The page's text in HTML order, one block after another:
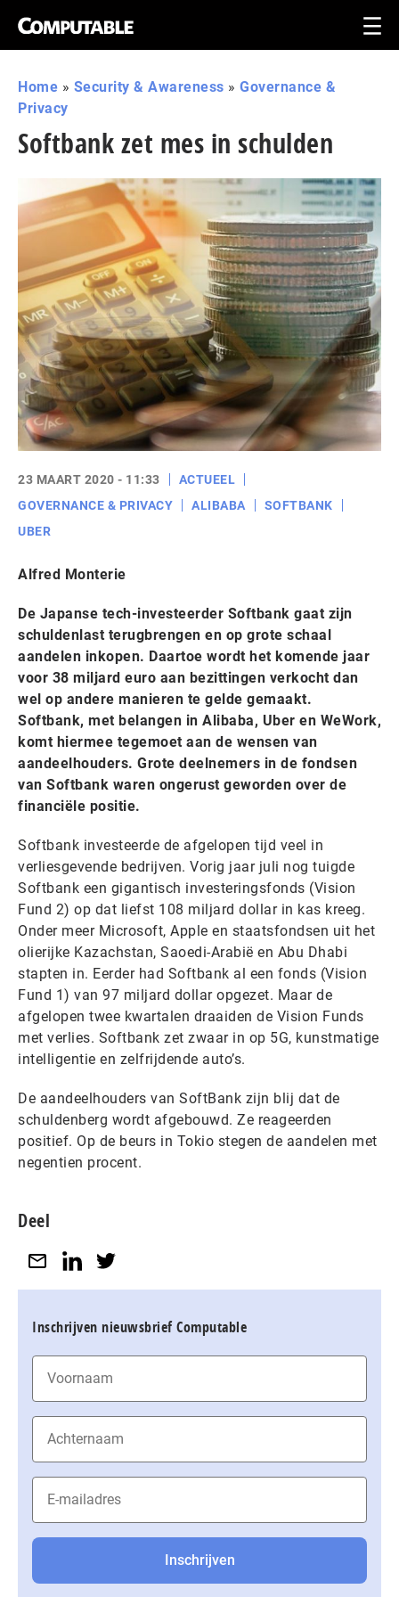
Home » Security & Awareness » Governance &
Privacy
Softbank zet mes in schulden
23 MAART 2020 - 11:33
ACTUEEL
GOVERNANCE & PRIVACY
ALIBABA
SOFTBANK
UBER
Alfred Monterie
De Japanse tech-investeerder Softbank gaat zijn
schuldenlast terugbrengen en op grote schaal
aandelen inkopen. Daartoe wordt het komende jaar
voor 38 miljard euro aan bezittingen verkocht dan
wel op andere manieren te gelde gemaakt.
Softbank, met belangen in Alibaba, Uber en WeWork,
komt hiermee tegemoet aan de wensen van
aandeelhouders. Grote deelnemers in de fondsen
van Softbank waren ongerust geworden over de
financiële positie.
Softbank investeerde de afgelopen tijd veel in
verliesgevende bedrijven. Vorig jaar juli nog tuigde
Softbank een gigantisch investeringsfonds (Vision
Fund 2) op dat liefst 108 miljard dollar in kas kreeg.
Onder meer Microsoft, Apple en staatsfondsen uit het
olierijke Kazachstan, Saoedi-Arabië en Abu Dhabi
stapten in. Eerder had Softbank al een fonds (Vision
Fund 1) van 97 miljard dollar opgezet. Maar de
afgelopen twee kwartalen draaiden de Vision Funds
met verlies. Softbank zet zwaar in op 5G, kunstmatige
intelligentie en zelfrijdende auto’s.
De aandeelhouders van SoftBank zijn blij dat de
schuldenberg wordt afgebouwd. Ze reageerden
positief. Op de beurs in Tokio stegen de aandelen met
negentien procent.
Deel
Inschrijven nieuwsbrief Computable